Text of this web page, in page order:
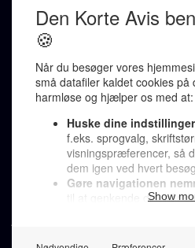
Karen Jespersen
Redaktionen kontaktes via mail til
redaktion@denkorteavis.dk
Telefonsvarer 20 30 10 96
Von Ostensgade 22, 2791 Dragør
LINKS
Tidligere aviser >
Støt Den Korte Avis >
Send et læserbrev >